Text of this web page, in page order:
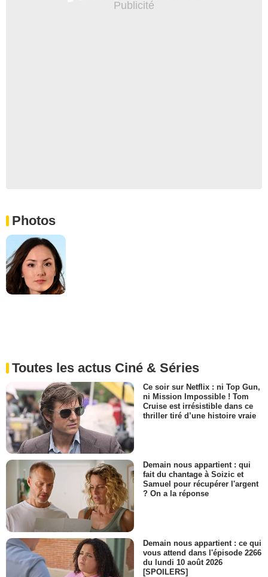
Photos
Toutes les actus Ciné & Séries
Ce soir sur Netflix : ni Top Gun,
ni Mission Impossible ! Tom
Cruise est irrésistible dans ce
thriller tiré d’une histoire vraie
Demain nous appartient : qui
fait du chantage à Soizic et
Samuel pour récupérer l'argent
? On a la réponse
Demain nous appartient : ce qui
vous attend dans l'épisode 2266
du lundi 10 août 2026
[SPOILERS]